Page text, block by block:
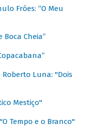
Fróes: “O Meu
Boca Cheia”
Roberto Luna: "Dois
Mestiço"
Tempo e o Branco"